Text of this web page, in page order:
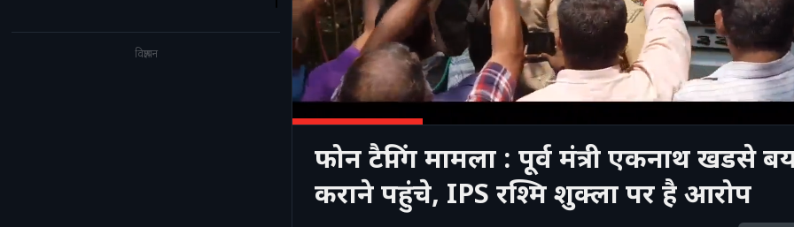
विज्ञापन
फोन टैपिंग मामला : पूर्व मंत्री एकनाथ खडसे
कराने पहुंचे, IPS रश्मि शुक्ला पर है आरोप